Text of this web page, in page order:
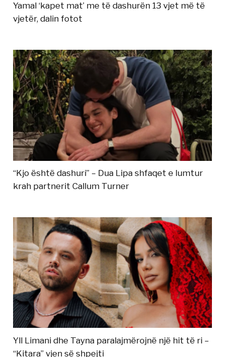
Yamal ‘kapet mat’ me të dashurën 13 vjet më të
vjetër, dalin fotot
“Kjo është dashuri” – Dua Lipa shfaqet e lumtur
krah partnerit Callum Turner
Yll Limani dhe Tayna paralajmërojnë një hit të ri –
“Kitara” vjen së shpejti